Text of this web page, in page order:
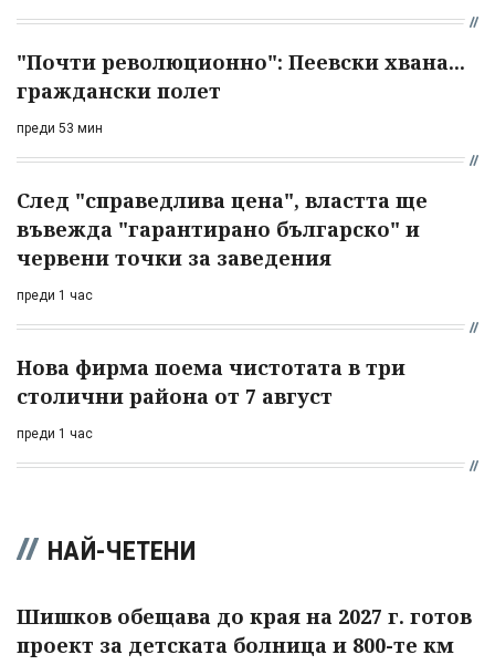
"Почти революционно": Пеевски хвана...
граждански полет
преди 53 мин
След "справедлива цена", властта ще
въвежда "гарантирано българско" и
червени точки за заведения
преди 1 час
Нова фирма поема чистотата в три
столични района от 7 август
преди 1 час
НАЙ-ЧЕТЕНИ
Шишков обещава до края на 2027 г. готов
проект за детската болница и 800-те км